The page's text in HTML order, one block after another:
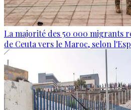
La majorité des 50 000 migrants
de Ceuta vers le Maroc, selon